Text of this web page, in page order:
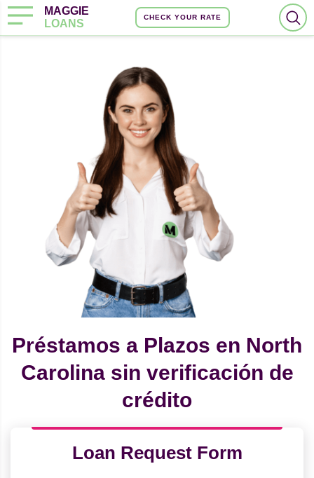
MAGGIE
LOANS
CHECK YOUR RATE
Préstamos a Plazos en North
Carolina sin verificación de
crédito
Loan Request Form